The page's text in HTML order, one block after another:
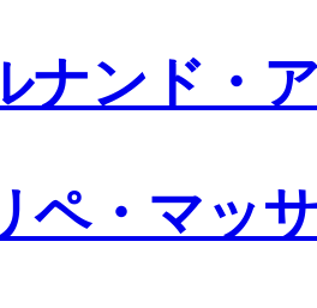
ナンド・
ペ・マッ